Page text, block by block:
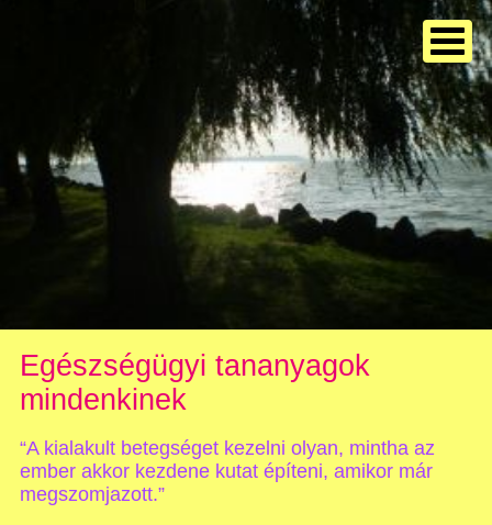
Egészségügyi tananyagok
mindenkinek
“A kialakult betegséget kezelni olyan, mintha az
ember akkor kezdene kutat építeni, amikor már
megszomjazott.”